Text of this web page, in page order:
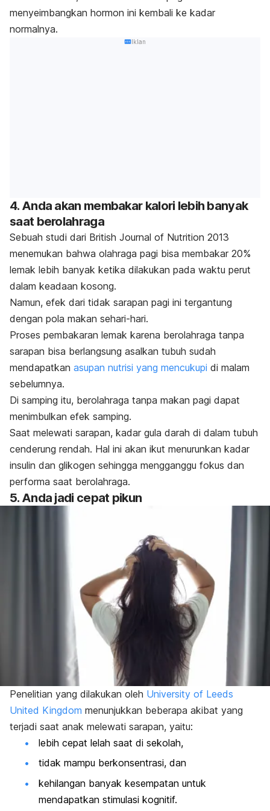
menyeimbangkan hormon ini kembali ke kadar
normalnya.
Iklan
4. Anda akan membakar kalori lebih banyak
saat berolahraga
Sebuah studi dari British Journal of Nutrition 2013
menemukan bahwa olahraga pagi bisa membakar 20%
lemak lebih banyak ketika dilakukan pada waktu perut
dalam keadaan kosong.
Namun, efek dari tidak sarapan pagi ini tergantung
dengan pola makan sehari-hari.
Proses pembakaran lemak karena berolahraga tanpa
sarapan bisa berlangsung asalkan tubuh sudah
mendapatkan asupan nutrisi yang mencukupi di malam
sebelumnya.
Di samping itu, berolahraga tanpa makan pagi dapat
menimbulkan efek samping.
Saat melewati sarapan, kadar gula darah di dalam tubuh
cenderung rendah. Hal ini akan ikut menurunkan kadar
insulin dan glikogen sehingga mengganggu fokus dan
performa saat berolahraga.
5. Anda jadi cepat pikun
Penelitian yang dilakukan oleh University of Leeds
United Kingdom menunjukkan beberapa akibat yang
terjadi saat anak melewati sarapan, yaitu:
lebih cepat lelah saat di sekolah,
tidak mampu berkonsentrasi, dan
kehilangan banyak kesempatan untuk
mendapatkan stimulasi kognitif.